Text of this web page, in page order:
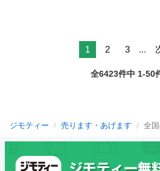
1 2 3 ...
全6423件中 1-50
ジモティー 売ります・あげます 全